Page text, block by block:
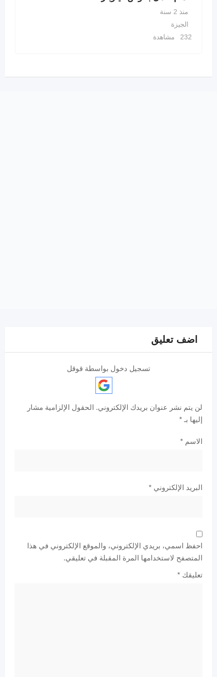
منذ 2 سنة
الجيزة
232 مشاهدة
اضف تعليق
تسجيل دخول بواسطة قوقل
لن يتم نشر عنوان بريدك الإلكتروني. الحقول الإلزامية مشار
إليها بـ *
الاسم *
البريد الإلكتروني *
احفظ اسمي، بريدي الإلكتروني، والموقع الإلكتروني في هذا
المتصفح لاستخدامها المرة المقبلة في تعليقي.
تعليقك *